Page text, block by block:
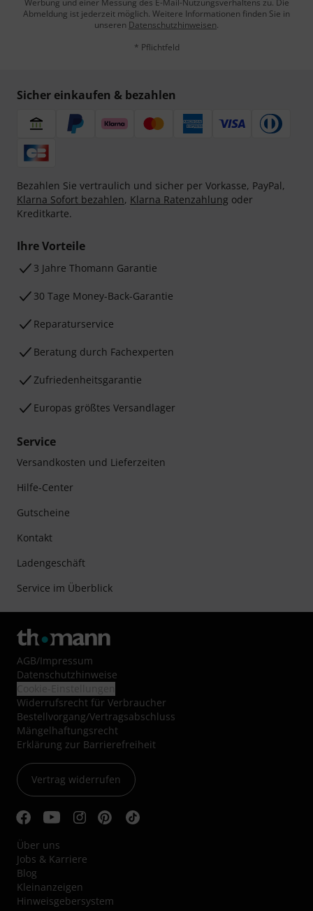
Werbung und einer Messung des E-Mail-Nutzungsverhaltens zu. Die
Abmeldung ist jederzeit möglich. Weitere Informationen finden Sie in
unseren Datenschutzhinweisen.
* Pflichtfeld
Sicher einkaufen & bezahlen
Bezahlen Sie vertraulich und sicher per Vorkasse, PayPal,
Klarna Sofort bezahlen, Klarna Ratenzahlung oder
Kreditkarte.
Ihre Vorteile
3 Jahre Thomann Garantie
30 Tage Money-Back-Garantie
Reparaturservice
Beratung durch Fachexperten
Zufriedenheitsgarantie
Europas größtes Versandlager
Service
Versandkosten und Lieferzeiten
Hilfe-Center
Gutscheine
Kontakt
Ladengeschäft
Service im Überblick
AGB/Impressum
Datenschutzhinweise
Widerrufsrecht für Verbraucher
Bestellvorgang/Vertragsabschluss
Mängelhaftungsrecht
Erklärung zur Barrierefreiheit
Vertrag widerrufen
Über uns
Jobs & Karriere
Blog
Kleinanzeigen
Hinweisgebersystem